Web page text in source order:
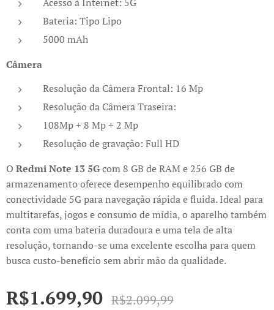
Bateria: Tipo Lipo
5000 mAh
Câmera
Resolução da Câmera Frontal: 16 Mp
Resolução da Câmera Traseira:
108Mp + 8 Mp + 2 Mp
Resolução de gravação: Full HD
O Redmi Note 13 5Gcom 8 GB de RAM e 256 GB de
armazenamento oferece desempenho equilibrado com
conectividade 5G para navegação rápida e fluida. Ideal para
multitarefas, jogos e consumo de mídia, o aparelho também
conta com uma bateria duradoura e uma tela de alta
resolução, tornando-se uma excelente escolha para quem
busca custo-benefício sem abrir mão da qualidade.
R$1.699,90 R$2.099,99